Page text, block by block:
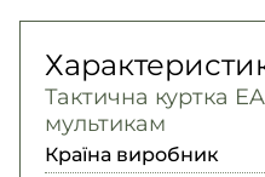
Тактична куртка
мультикам
Країна виробник